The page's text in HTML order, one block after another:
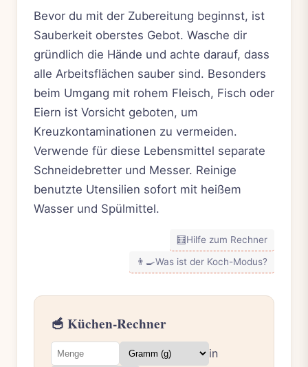
Bevor du mit der Zubereitung beginnst, ist
Sauberkeit oberstes Gebot. Wasche dir
gründlich die Hände und achte darauf, dass
alle Arbeitsflächen sauber sind. Besonders
beim Umgang mit rohem Fleisch, Fisch oder
Eiern ist Vorsicht geboten, um
Kreuzkontaminationen zu vermeiden.
Verwende für diese Lebensmittel separate
Schneidebretter und Messer. Reinige
benutzte Utensilien sofort mit heißem
Wasser und Spülmittel.
🧮Hilfe zum Rechner
👨‍🍳Was ist der Koch-Modus?
🥣 Küchen-Rechner
in